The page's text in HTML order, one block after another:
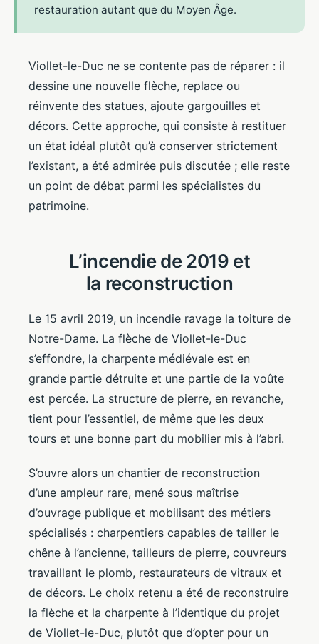
restauration autant que du Moyen Âge.
Viollet-le-Duc ne se contente pas de réparer : il
dessine une nouvelle flèche, replace ou
réinvente des statues, ajoute gargouilles et
décors. Cette approche, qui consiste à restituer
un état idéal plutôt qu’à conserver strictement
l’existant, a été admirée puis discutée ; elle reste
un point de débat parmi les spécialistes du
patrimoine.
L’incendie de 2019 et
la reconstruction
Le 15 avril 2019, un incendie ravage la toiture de
Notre-Dame. La flèche de Viollet-le-Duc
s’effondre, la charpente médiévale est en
grande partie détruite et une partie de la voûte
est percée. La structure de pierre, en revanche,
tient pour l’essentiel, de même que les deux
tours et une bonne part du mobilier mis à l’abri.
S’ouvre alors un chantier de reconstruction
d’une ampleur rare, mené sous maîtrise
d’ouvrage publique et mobilisant des métiers
spécialisés : charpentiers capables de tailler le
chêne à l’ancienne, tailleurs de pierre, couvreurs
travaillant le plomb, restaurateurs de vitraux et
de décors. Le choix retenu a été de reconstruire
la flèche et la charpente à l’identique du projet
de Viollet-le-Duc, plutôt que d’opter pour un